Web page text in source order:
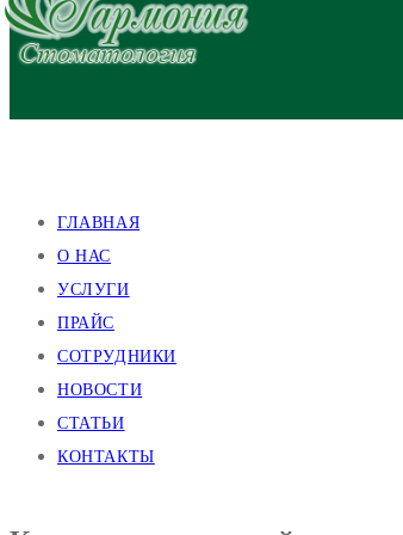
ГЛАВНАЯ
О НАС
УСЛУГИ
ПРАЙС
СОТРУДНИКИ
НОВОСТИ
СТАТЬИ
КОНТАКТЫ